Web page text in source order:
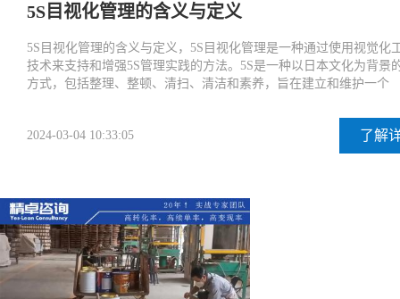
5S目视化管理的含义与定义
5S目视化管理的含义与定义，5S目视化管理是一种通过使用视觉化
技术来支持和增强5S管理实践的方法。5S是一种以日本文化为背景
方式，包括整理、整顿、清扫、清洁和素养，旨在建立和维护一个
2024-03-04 10:33:05 了解